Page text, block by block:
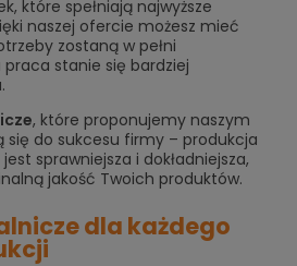
które spełniają najwyższe
naszej ofercie możesz mieć
zostaną w pełni
praca stanie się bardziej
, które proponujemy naszym
się do sukcesu firmy – produkcja
sprawniejsza i dokładniejsza,
jakość Twoich produktów.
dla każdego